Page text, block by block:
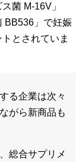
菌 M‐16V」
BB536」で妊娠
とされていま
る企業は次々
がら新商品も
総合サプリメ